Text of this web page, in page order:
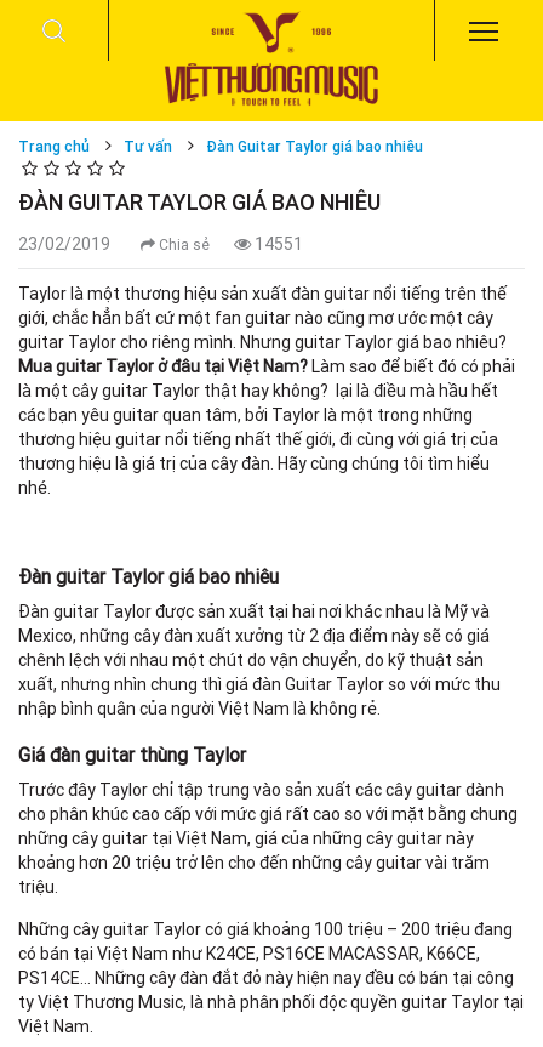
Trang chủ Tư vấn Đàn Guitar Taylor giá bao nhiêu
ĐÀN GUITAR TAYLOR GIÁ BAO NHIÊU
23/02/2019 Chia sẻ 14551
Taylor là một thương hiệu sản xuất đàn guitar nổi tiếng trên thế
giới, chắc hẳn bất cứ một fan guitar nào cũng mơ ước một cây
guitar Taylor cho riêng mình. Nhưng guitar Taylor giá bao nhiêu?
Mua guitar Taylor ở đâu tại Việt Nam? Làm sao để biết đó có phải
là một cây guitar Taylor thật hay không? lại là điều mà hầu hết
các bạn yêu guitar quan tâm, bởi Taylor là một trong những
thương hiệu guitar nổi tiếng nhất thế giới, đi cùng với giá trị của
thương hiệu là giá trị của cây đàn. Hãy cùng chúng tôi tìm hiểu
nhé.
Đàn guitar Taylor giá bao nhiêu
Đàn guitar Taylor được sản xuất tại hai nơi khác nhau là Mỹ và
Mexico, những cây đàn xuất xưởng từ 2 địa điểm này sẽ có giá
chênh lệch với nhau một chút do vận chuyển, do kỹ thuật sản
xuất, nhưng nhìn chung thì giá đàn Guitar Taylor so với mức thu
nhập bình quân của người Việt Nam là không rẻ.
Giá đàn guitar thùng Taylor
Trước đây Taylor chỉ tập trung vào sản xuất các cây guitar dành
cho phân khúc cao cấp với mức giá rất cao so với mặt bằng chung
những cây guitar tại Việt Nam, giá của những cây guitar này
khoảng hơn 20 triệu trở lên cho đến những cây guitar vài trăm
triệu.
Những cây guitar Taylor có giá khoảng 100 triệu – 200 triệu đang
có bán tại Việt Nam như K24CE, PS16CE MACASSAR, K66CE,
PS14CE… Những cây đàn đắt đỏ này hiện nay đều có bán tại công
ty Việt Thương Music, là nhà phân phối độc quyền guitar Taylor tại
Việt Nam.